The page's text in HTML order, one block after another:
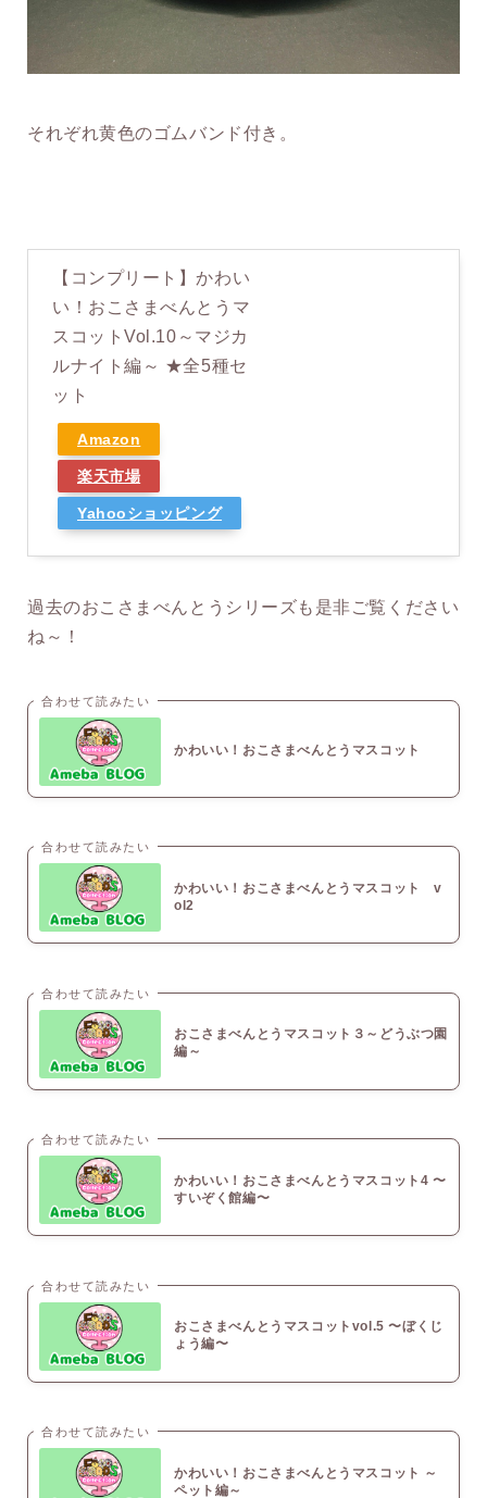
それぞれ黄色のゴムバンド付き。
【コンプリート】かわい
い！おこさまべんとうマ
スコットVol.10～マジカ
ルナイト編～ ★全5種セ
ット
Amazon
楽天市場
Yahooショッピング
過去のおこさまべんとうシリーズも是非ご覧ください
ね～！
合わせて読みたい
かわいい！おこさまべんとうマスコット
合わせて読みたい
かわいい！おこさまべんとうマスコット v
ol2
合わせて読みたい
おこさまべんとうマスコット３～どうぶつ園
編～
合わせて読みたい
かわいい！おこさまべんとうマスコット4 〜
すいぞく館編〜
合わせて読みたい
おこさまべんとうマスコットvol.5 〜ぼくじ
ょう編〜
合わせて読みたい
かわいい！おこさまべんとうマスコット ～
ペット編～